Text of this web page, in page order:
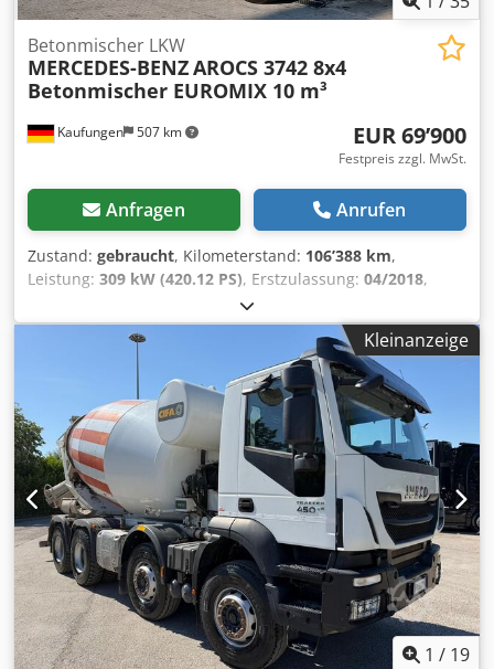
Kaufungen 507 km
Betonmischer LKW
MERCEDES-BENZAROCS 3742 8x4
Betonmischer EUROMIX 10 m³
EUR 69’900
Festpreis zzgl. MwSt.
Anfragen Anrufen
Zustand: gebraucht, Kilometerstand: 106’388 km,
Leistung: 309 kW (420.12 PS), Erstzulassung: 04/2018,
, Gesamtgewicht:
Konfiguration:> 3 Achsen, nächste Prüfung (TÜV):08/2028,
, Getriebetyp: Automatisch , Emissionsklasse:
, Baujahr: , Ausstattung:ABS, Klimaanlage
Interne Fahrzeugnr.: VTC30006 Crjdpfx Apjzr S I Io Iof
Finanzierungsbeispiel: * Interne Nummer: VTC30006
* Kaufpreis: 69.900,00 ¤ * Anzahlung:
10% * Laufzeit: 60 * Monatliche Rate: 1.089,02 ¤
Restwert: 12.380,00 ¤ Wenn das Angebot Ihnen zusagt
oder dieses nach Ihren Bedürfnissen anpassen wollen,
kontaktieren Sie uns unter Hr. Enchev). Wir freuen uns auf
Ihren Anruf Irrtümer vorbehalten Gerne nehmen wir
Ihr gebrauchtes Fahrzeug in Zahlung. Finanzierung direkt
bei uns im Hause möglich. GOLEC NUTZFAHRZEUGE GMBH
Wir sprechen: Deutsch, English, Spanish, Polnisch,
Ukrainisch, Russisch, Bulgarisch. ----.
Kleinanzeige
1 / 19